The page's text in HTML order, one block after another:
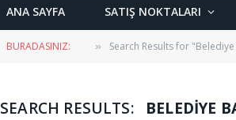
ANA SAYFA SATIŞ NOKTALARI
BURADASINIZ: » Search Results for "Belediye
SEARCH RESULTS: BELEDIYE